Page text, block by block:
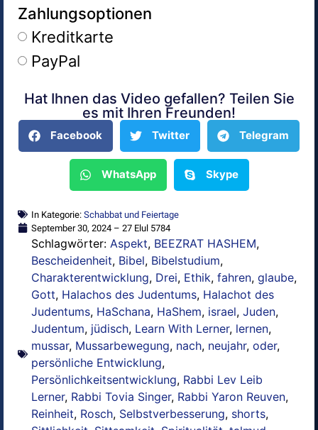
Zahlungsoptionen
Kreditkarte
PayPal
Alternative:
Hat Ihnen das Video gefallen? Teilen Sie
es mit Ihren Freunden!
Facebook Twitter Telegram
WhatsApp Skype
In Kategorie: Schabbat und Feiertage
September 30, 2024 – 27 Elul 5784
Schlagwörter: Aspekt, BEEZRAT HASHEM,
Bescheidenheit, Bibel, Bibelstudium,
Charakterentwicklung, Drei, Ethik, fahren, glaube,
Gott, Halachos des Judentums, Halachot des
Judentums, HaSchana, HaShem, israel, Juden,
Judentum, jüdisch, Learn With Lerner, lernen,
mussar, Mussarbewegung, nach, neujahr, oder,
persönliche Entwicklung,
Persönlichkeitsentwicklung, Rabbi Lev Leib
Lerner, Rabbi Tovia Singer, Rabbi Yaron Reuven,
Reinheit, Rosch, Selbstverbesserung, shorts,